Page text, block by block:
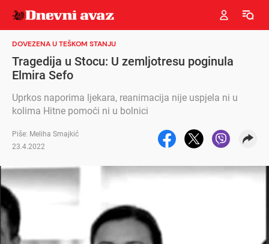
DOVEZENA U TEŠKOM STANJU
Tragedija u Stocu: U zemljotresu poginula
Elmira Sefo
Uprkos naporima ljekara, reanimacija nije uspjela ni u
kolima Hitne pomoći ni u bolnici
Piše: Meliha Smajkić
23.4.2022